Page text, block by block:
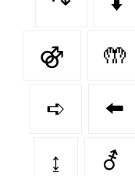
⚣ 🤲
➪ ⬅️
↨ ⚦